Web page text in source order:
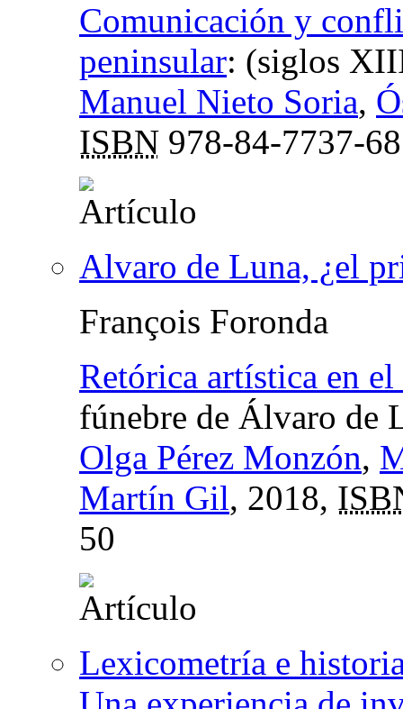
Comunicación y
peninsular: (siglos
Manuel Nieto Soria,
ISBN 978-84-7737-
Alvaro de Luna, ¿el
François Foronda
Retórica artística en
fúnebre de Álvaro de
Olga Pérez Monzón,
Martín Gil, 2018,
50
Lexicometría e